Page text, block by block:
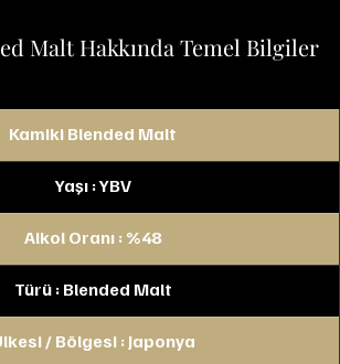
Malt Hakkında Temel Bilgiler
Kamiki Blended Malt
Yaşı : YBV
Alkol Oranı : %48
Türü : Blended Malt
/ Bölgesi : Japonya